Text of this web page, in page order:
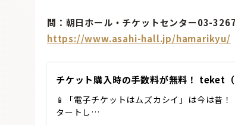
問：朝日ホール・チケットセンター03-
https://www.asahi-hall.jp/hamarikyu/
チケット購入時の手数料が無料！ teket（
📱「電子チケットはムズカシイ」は今は
タートし…